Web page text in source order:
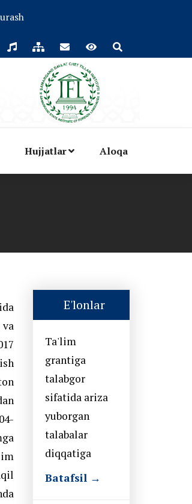
Hujjatlar Aloqa
E'lonlar
Ta'lim
grantiga
talabgor
sifatida ariza
yuborgan
talabalar
diqqatiga
Batafsil →